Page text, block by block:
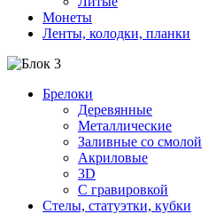
Монеты
Ленты, колодки, планки
Брелоки
Деревянные
Металлические
Заливные со смолой
Акриловые
3D
C гравировкой
Стелы, статуэтки, кубки